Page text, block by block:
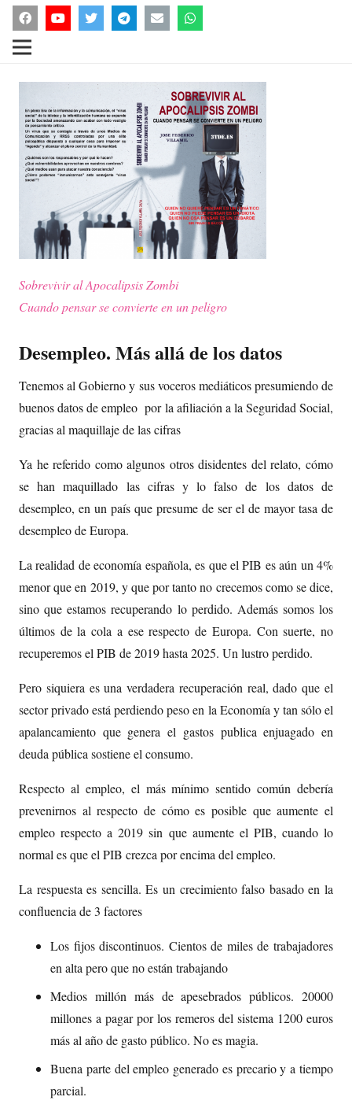
Sobrevivir al Apocalipsis Zombi
Cuando pensar se convierte en un peligro
Desempleo. Más allá de los datos
Tenemos al Gobierno y sus voceros mediáticos presumiendo de
buenos datos de empleo por la afiliación a la Seguridad Social,
gracias al maquillaje de las cifras
Ya he referido como algunos otros disidentes del relato, cómo
se han maquillado las cifras y lo falso de los datos de
desempleo, en un país que presume de ser el de mayor tasa de
desempleo de Europa.
La realidad de economía española, es que el PIB es aún un 4%
menor que en 2019, y que por tanto no crecemos como se dice,
sino que estamos recuperando lo perdido. Además somos los
últimos de la cola a ese respecto de Europa. Con suerte, no
recuperemos el PIB de 2019 hasta 2025. Un lustro perdido.
Pero siquiera es una verdadera recuperación real, dado que el
sector privado está perdiendo peso en la Economía y tan sólo el
apalancamiento que genera el gastos publica enjuagado en
deuda pública sostiene el consumo.
Respecto al empleo, el más mínimo sentido común debería
prevenirnos al respecto de cómo es posible que aumente el
empleo respecto a 2019 sin que aumente el PIB, cuando lo
normal es que el PIB crezca por encima del empleo.
La respuesta es sencilla. Es un crecimiento falso basado en la
confluencia de 3 factores
Los fijos discontinuos. Cientos de miles de trabajadores
en alta pero que no están trabajando
Medios millón más de apesebrados públicos. 20000
millones a pagar por los remeros del sistema 1200 euros
más al año de gasto público. No es magia.
Buena parte del empleo generado es precario y a tiempo
parcial.